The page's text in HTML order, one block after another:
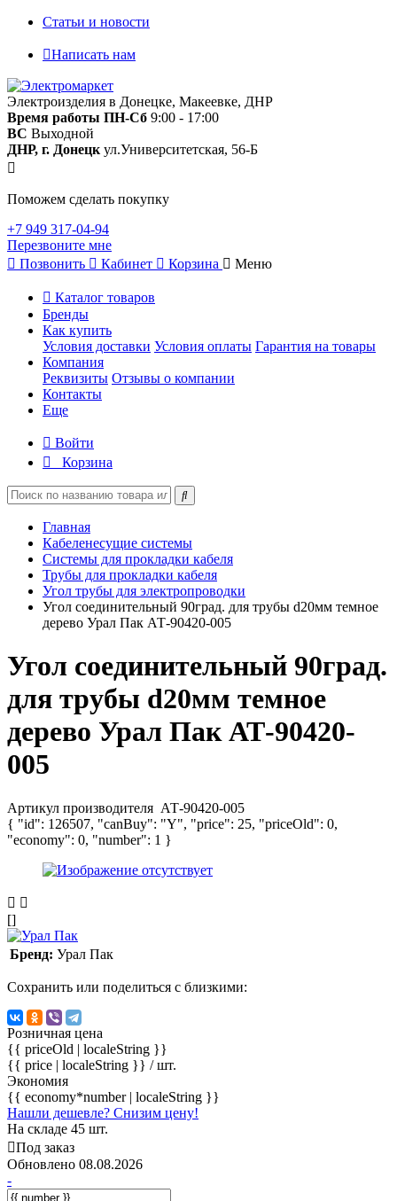
Статьи и новости
Написать нам
Электроизделия в Донецке, Макеевке, ДНР
Время работы ПН-Сб 9:00 - 17:00
ВС Выходной
ДНР, г. Донецк ул.Университетская, 56-Б
Поможем сделать покупку
+7 949 317-04-94
Перезвоните мне
Позвонить
Кабинет Корзина Меню
Каталог товаров
Бренды
Как купить
Условия доставки Условия оплаты Гарантия на товары
Компания
Реквизиты Отзывы о компании
Контакты
Еще
Войти
Корзина
Главная
Кабеленесущие системы
Системы для прокладки кабеля
Трубы для прокладки кабеля
Угол трубы для электропроводки
Угол соединительный 90град. для трубы d20мм темное
дерево Урал Пак АТ-90420-005
Угол соединительный 90град.
для трубы d20мм темное
дерево Урал Пак АТ-90420-
005
Артикул производителя АТ-90420-005
{ "id": 126507, "canBuy": "Y", "price": 25, "priceOld": 0,
"economy": 0, "number": 1 }
[]
Бренд: Урал Пак
Сохранить или поделиться с близкими:
Розничная цена
{{ priceOld | localeString }}
{{ price | localeString }} / шт.
Экономия
{{ economy*number | localeString }}
Нашли дешевле? Снизим цену!
На складе 45 шт.
Под заказ
Обновлено 08.08.2026
-